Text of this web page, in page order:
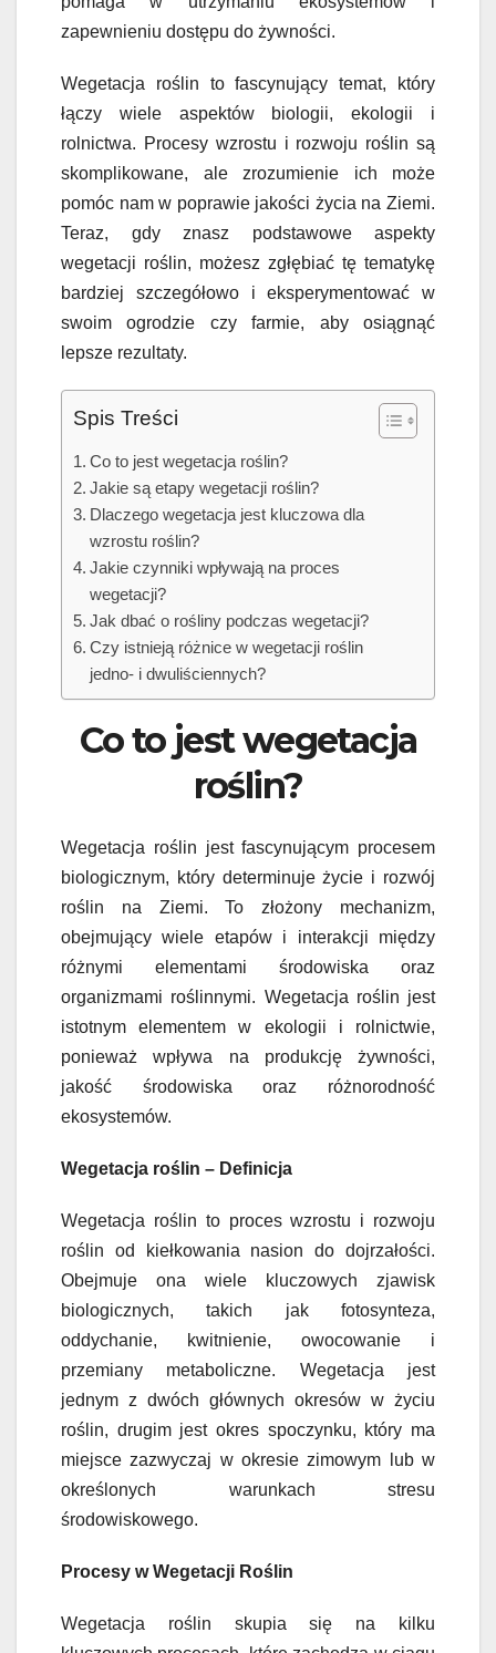
zapewnieniu dostępu do żywności.
Wegetacja roślin to fascynujący temat, który
łączy wiele aspektów biologii, ekologii i
rolnictwa. Procesy wzrostu i rozwoju roślin są
skomplikowane, ale zrozumienie ich może
pomóc nam w poprawie jakości życia na Ziemi.
Teraz, gdy znasz podstawowe aspekty
wegetacji roślin, możesz zgłębiać tę tematykę
bardziej szczegółowo i eksperymentować w
swoim ogrodzie czy farmie, aby osiągnąć
lepsze rezultaty.
Spis Treści
Co to jest wegetacja roślin?
Jakie są etapy wegetacji roślin?
Dlaczego wegetacja jest kluczowa dla
wzrostu roślin?
Jakie czynniki wpływają na proces
wegetacji?
Jak dbać o rośliny podczas wegetacji?
Czy istnieją różnice w wegetacji roślin
jedno- i dwuliściennych?
Co to jest wegetacja
roślin?
Wegetacja roślin jest fascynującym procesem
biologicznym, który determinuje życie i rozwój
roślin na Ziemi. To złożony mechanizm,
obejmujący wiele etapów i interakcji między
różnymi elementami środowiska oraz
organizmami roślinnymi. Wegetacja roślin jest
istotnym elementem w ekologii i rolnictwie,
ponieważ wpływa na produkcję żywności,
jakość środowiska oraz różnorodność
ekosystemów.
Wegetacja roślin – Definicja
Wegetacja roślin to proces wzrostu i rozwoju
roślin od kiełkowania nasion do dojrzałości.
Obejmuje ona wiele kluczowych zjawisk
biologicznych, takich jak fotosynteza,
oddychanie, kwitnienie, owocowanie i
przemiany metaboliczne. Wegetacja jest
jednym z dwóch głównych okresów w życiu
roślin, drugim jest okres spoczynku, który ma
miejsce zazwyczaj w okresie zimowym lub w
określonych warunkach stresu
środowiskowego.
Procesy w Wegetacji Roślin
Wegetacja roślin skupia się na kilku